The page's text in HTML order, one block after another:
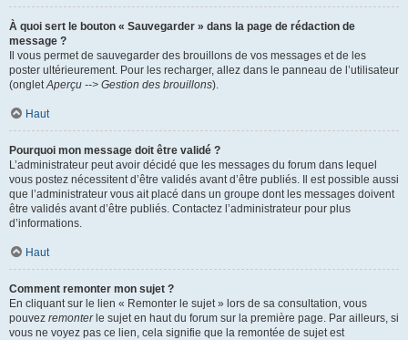
À quoi sert le bouton « Sauvegarder » dans la page de rédaction de
message ?
Il vous permet de sauvegarder des brouillons de vos messages et de les
poster ultérieurement. Pour les recharger, allez dans le panneau de l’utilisateur
(ongletAperçu --> Gestion des brouillons).
Haut
Pourquoi mon message doit être validé ?
L’administrateur peut avoir décidé que les messages du forum dans lequel
vous postez nécessitent d’être validés avant d’être publiés. Il est possible aussi
que l’administrateur vous ait placé dans un groupe dont les messages doivent
être validés avant d’être publiés. Contactez l’administrateur pour plus
d’informations.
Haut
Comment remonter mon sujet ?
En cliquant sur le lien « Remonter le sujet » lors de sa consultation, vous
pouvez remonterle sujet en haut du forum sur la première page. Par ailleurs, si
vous ne voyez pas ce lien, cela signifie que la remontée de sujet est